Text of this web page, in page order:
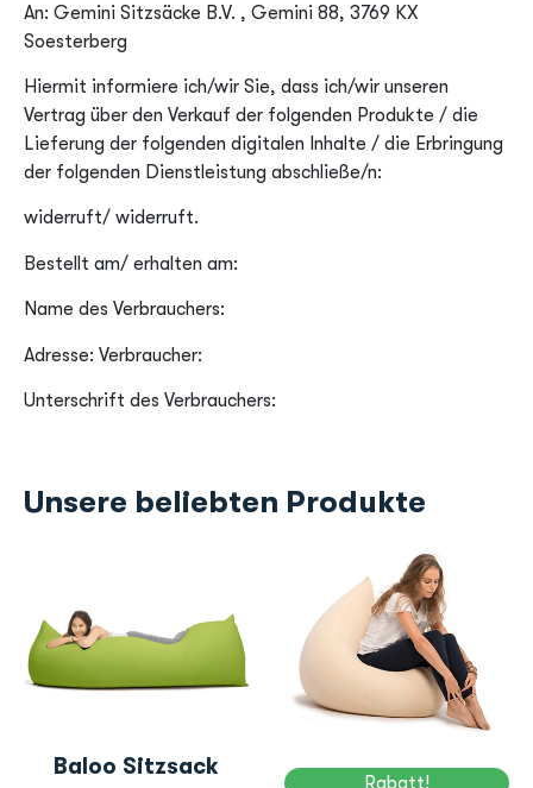
An: Gemini Sitzsäcke B.V. , Gemini 88, 3769 KX
Soesterberg
Hiermit informiere ich/wir Sie, dass ich/wir unseren
Vertrag über den Verkauf der folgenden Produkte / die
Lieferung der folgenden digitalen Inhalte / die Erbringung
der folgenden Dienstleistung abschließe/n:
widerruft/ widerruft.
Bestellt am/ erhalten am:
Name des Verbrauchers:
Adresse: Verbraucher:
Unterschrift des Verbrauchers:
Unsere beliebten Produkte
Baloo Sitzsack
Rabatt!